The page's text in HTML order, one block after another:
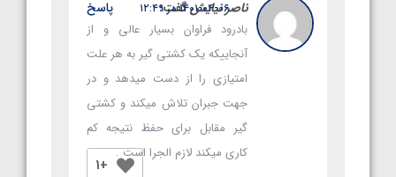
ناصر نیایشگفت:۱۴۰۱-۰۴-۰۶ در ۱۲:۴۹
بادرود فراوان بسیار عالی و از
آنجاییکه یک کشتی گیر به هر علت
امتیازی را از دست میدهد و در
جهت جبران تلاش میکند و کشتی
گیر مقابل برای حفظ نتیجه کم
کاری میکند لازم الجرا است .
+1
پاسخ